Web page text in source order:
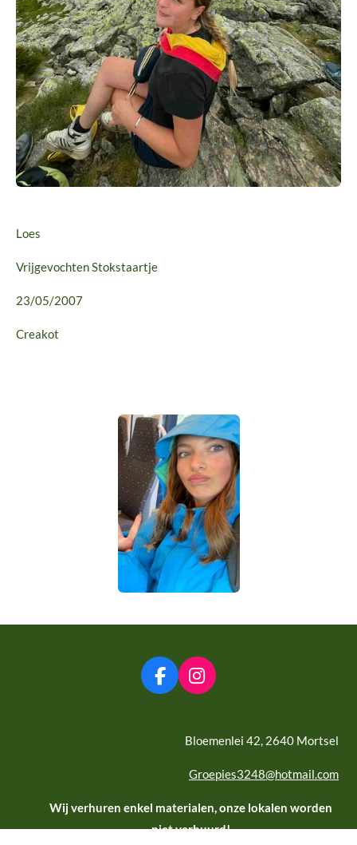
Loes
Vrijgevochten Stokstaartje
23/05/2007
Creakot
F
a
k
I
n
t
g
a
m
Bloemenlei 42, 2640 Mortsel
Groepies3248@hotmail.com
Wij verhuren enkel materialen, onze lokalen worden
niet verhuurd!